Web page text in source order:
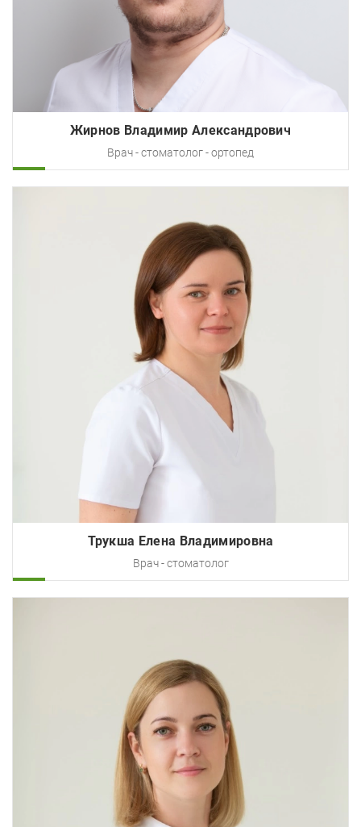
Жирнов Владимир Александрович
Врач - стоматолог - ортопед
Трукша Елена Владимировна
Врач - cтоматолог